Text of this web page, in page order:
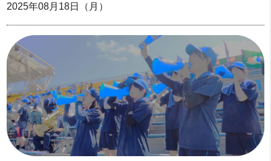
2025年08月18日（月）